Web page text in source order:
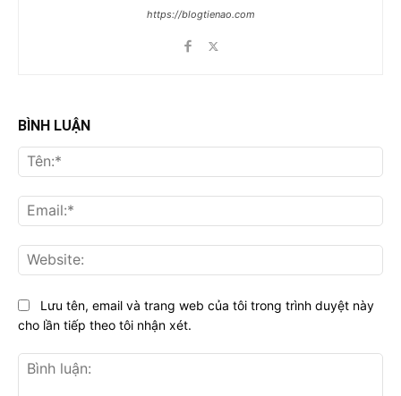
https://blogtienao.com
BÌNH LUẬN
Lưu tên, email và trang web của tôi trong trình duyệt này
cho lần tiếp theo tôi nhận xét.